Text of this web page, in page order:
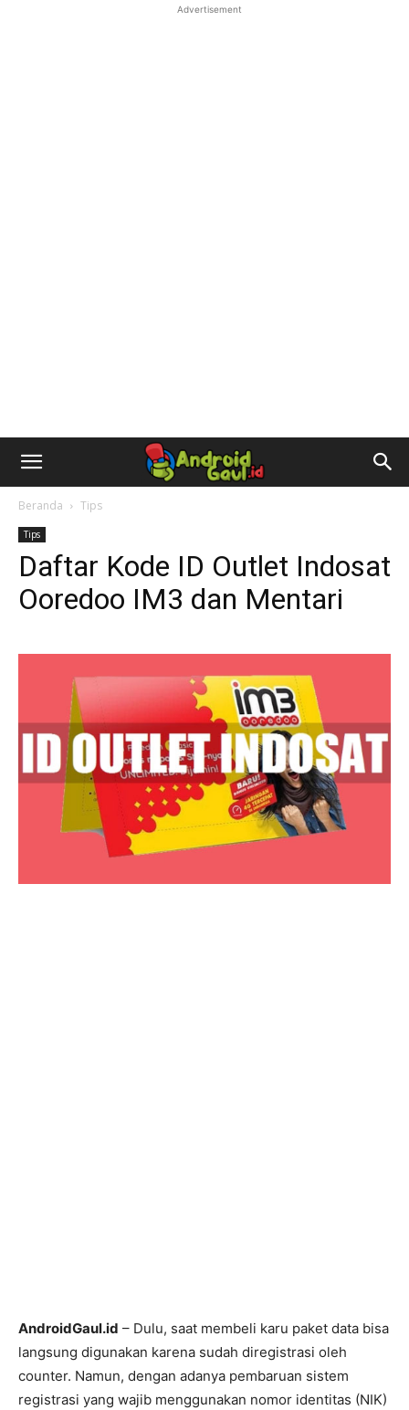
Advertisement
AndroidGaul.id
Beranda Tips
Tips
Daftar Kode ID Outlet Indosat
Ooredoo IM3 dan Mentari
AndroidGaul.id – Dulu, saat membeli karu paket data bisa
langsung digunakan karena sudah diregistrasi oleh
counter. Namun, dengan adanya pembaruan sistem
registrasi yang wajib menggunakan nomor identitas (NIK)